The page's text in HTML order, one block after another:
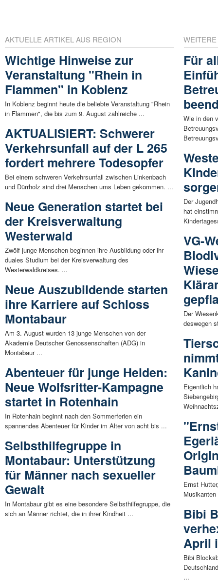
AKTUELLE ARTIKEL AUS REGION
Wichtige Hinweise zur
Veranstaltung "Rhein in
Flammen" in Koblenz
In Koblenz beginnt heute die beliebte Veranstaltung "Rhein
in Flammen", die bis zum 9. August zahlreiche ...
AKTUALISIERT: Schwerer
Verkehrsunfall auf der L 265
fordert mehrere Todesopfer
Bei einem schweren Verkehrsunfall zwischen Linkenbach
und Dürrholz sind drei Menschen ums Leben gekommen. ...
Neue Generation startet bei
der Kreisverwaltung
Westerwald
Zwölf junge Menschen beginnen ihre Ausbildung oder ihr
duales Studium bei der Kreisverwaltung des
Westerwaldkreises. ...
Neue Auszubildende starten
ihre Karriere auf Schloss
Montabaur
Am 3. August wurden 13 junge Menschen von der
Akademie Deutscher Genossenschaften (ADG) in
Montabaur ...
Abenteuer für junge Helden:
Neue Wolfsritter-Kampagne
startet in Rotenhain
In Rotenhain beginnt nach den Sommerferien ein
spannendes Abenteuer für Kinder im Alter von acht bis ...
Selbsthilfegruppe in
Montabaur: Unterstützung
für Männer nach sexueller
Gewalt
In Montabaur gibt es eine besondere Selbsthilfegruppe, die
sich an Männer richtet, die in ihrer Kindheit ...
Für
Wie in den
Der
hat
VG-
Der
deswegen
Eigentlich
Ernst
Bibi
April
Bibi
...